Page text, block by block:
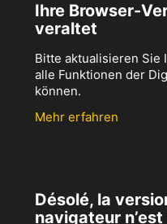
Ihre Browser-
veraltet
Bitte aktualisieren Sie
alle Funktionen der
können.
Mehr erfahren
Désolé, la
navigateur